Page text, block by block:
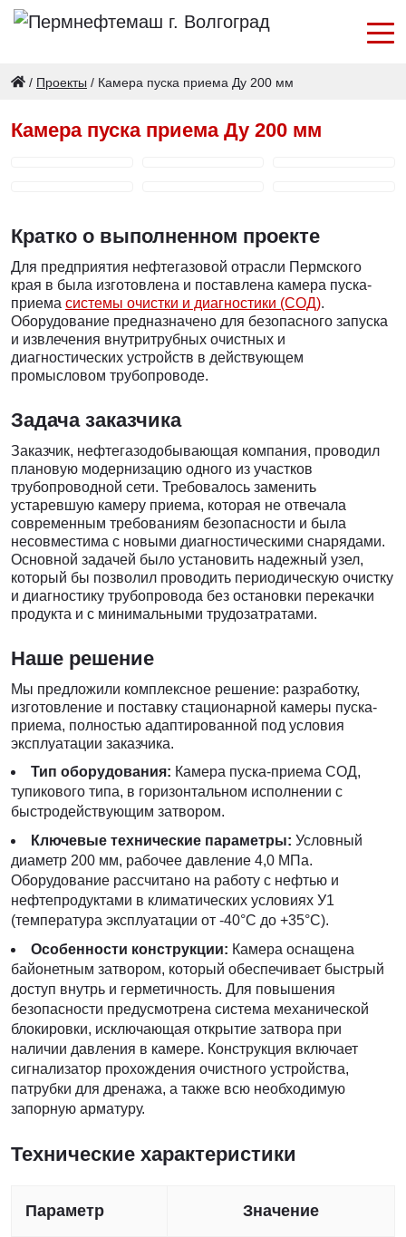
/ Проекты / Камера пуска приема Ду 200 мм
Камера пуска приема Ду 200 мм
Кратко о выполненном проекте
Для предприятия нефтегазовой отрасли Пермского
края в была изготовлена и поставлена камера пуска-
приема системы очистки и диагностики (СОД).
Оборудование предназначено для безопасного запуска
и извлечения внутритрубных очистных и
диагностических устройств в действующем
промысловом трубопроводе.
Задача заказчика
Заказчик, нефтегазодобывающая компания, проводил
плановую модернизацию одного из участков
трубопроводной сети. Требовалось заменить
устаревшую камеру приема, которая не отвечала
современным требованиям безопасности и была
несовместима с новыми диагностическими снарядами.
Основной задачей было установить надежный узел,
который бы позволил проводить периодическую очистку
и диагностику трубопровода без остановки перекачки
продукта и с минимальными трудозатратами.
Наше решение
Мы предложили комплексное решение: разработку,
изготовление и поставку стационарной камеры пуска-
приема, полностью адаптированной под условия
эксплуатации заказчика.
Тип оборудования: Камера пуска-приема СОД,
тупикового типа, в горизонтальном исполнении с
быстродействующим затвором.
Ключевые технические параметры: Условный
диаметр 200 мм, рабочее давление 4,0 МПа.
Оборудование рассчитано на работу с нефтью и
нефтепродуктами в климатических условиях У1
(температура эксплуатации от -40°C до +35°C).
Особенности конструкции: Камера оснащена
байонетным затвором, который обеспечивает быстрый
доступ внутрь и герметичность. Для повышения
безопасности предусмотрена система механической
блокировки, исключающая открытие затвора при
наличии давления в камере. Конструкция включает
сигнализатор прохождения очистного устройства,
патрубки для дренажа, а также всю необходимую
запорную арматуру.
Технические характеристики
Параметр Значение